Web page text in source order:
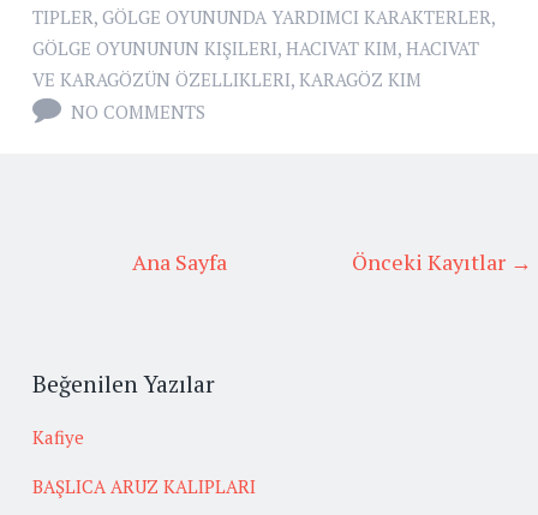
TIPLER, GÖLGE OYUNUNDA YARDIMCI KARAKTERLER,
GÖLGE OYUNUNUN KIŞILERI, HACIVAT KIM, HACIVAT
VE KARAGÖZÜN ÖZELLIKLERI, KARAGÖZ KIM
NO COMMENTS
Önceki Kayıtlar →
Ana Sayfa
Beğenilen Yazılar
Kafiye
BAŞLICA ARUZ KALIPLARI